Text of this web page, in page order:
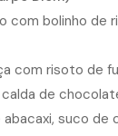
com bolinho de
com risoto de
de
suco de